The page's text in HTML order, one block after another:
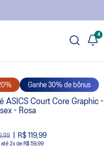
4
Ganhe 30% de bônus
ASICS Court Core Graphic -
- Rosa
R$ 119,99
2x de R$ 59,99